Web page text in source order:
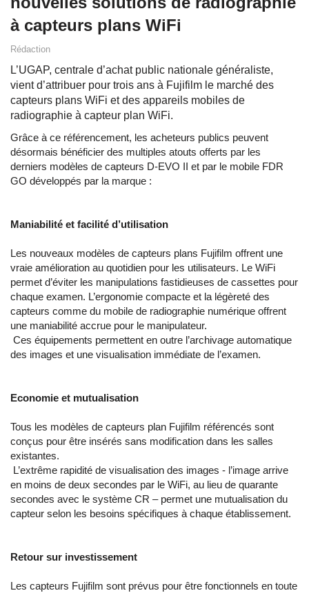
à capteurs plans WiFi
Rédaction
L’UGAP, centrale d’achat public nationale généraliste,
vient d’attribuer pour trois ans à Fujifilm le marché des
capteurs plans WiFi et des appareils mobiles de
radiographie à capteur plan WiFi.
Grâce à ce référencement, les acheteurs publics peuvent
désormais bénéficier des multiples atouts offerts par les
derniers modèles de capteurs D-EVO II et par le mobile FDR
GO développés par la marque :
Maniabilité et facilité d’utilisation
Les nouveaux modèles de capteurs plans Fujifilm offrent une
vraie amélioration au quotidien pour les utilisateurs. Le WiFi
permet d’éviter les manipulations fastidieuses de cassettes pour
chaque examen. L’ergonomie compacte et la légèreté des
capteurs comme du mobile de radiographie numérique offrent
une maniabilité accrue pour le manipulateur.
Ces équipements permettent en outre l’archivage automatique
des images et une visualisation immédiate de l’examen.
Economie et mutualisation
Tous les modèles de capteurs plan Fujifilm référencés sont
conçus pour être insérés sans modification dans les salles
existantes.
L’extrême rapidité de visualisation des images - l’image arrive
en moins de deux secondes par le WiFi, au lieu de quarante
secondes avec le système CR – permet une mutualisation du
capteur selon les besoins spécifiques à chaque établissement.
Retour sur investissement
Les capteurs Fujifilm sont prévus pour être fonctionnels en toute